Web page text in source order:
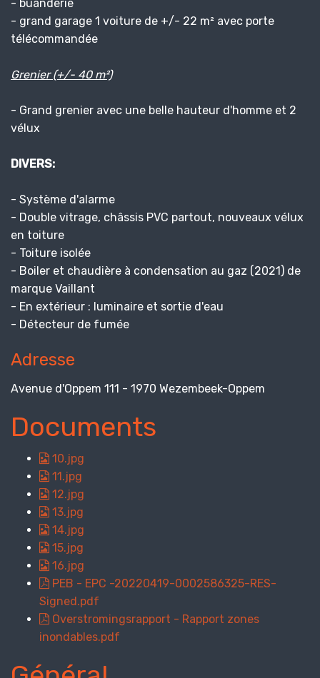
- buanderie
- grand garage 1 voiture de +/- 22 m² avec porte
télécommandée
Grenier (+/- 40 m²)
- Grand grenier avec une belle hauteur d'homme et 2
vélux
DIVERS:
- Système d'alarme
- Double vitrage, châssis PVC partout, nouveaux vélux
en toiture
- Toiture isolée
- Boiler et chaudière à condensation au gaz (2021) de
marque Vaillant
- En extérieur : luminaire et sortie d'eau
- Détecteur de fumée
Adresse
Avenue d'Oppem 111 - 1970 Wezembeek-Oppem
Documents
10.jpg
11.jpg
12.jpg
13.jpg
14.jpg
15.jpg
16.jpg
PEB - EPC -20220419-0002586325-RES-
Signed.pdf
Overstromingsrapport - Rapport zones
inondables.pdf